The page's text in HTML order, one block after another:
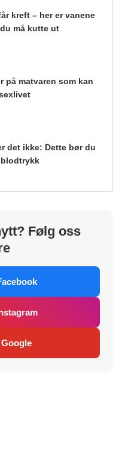
kreft – her er vanene
må kutte ut
på matvaren som kan
det ikke: Dette bør du
Følg oss